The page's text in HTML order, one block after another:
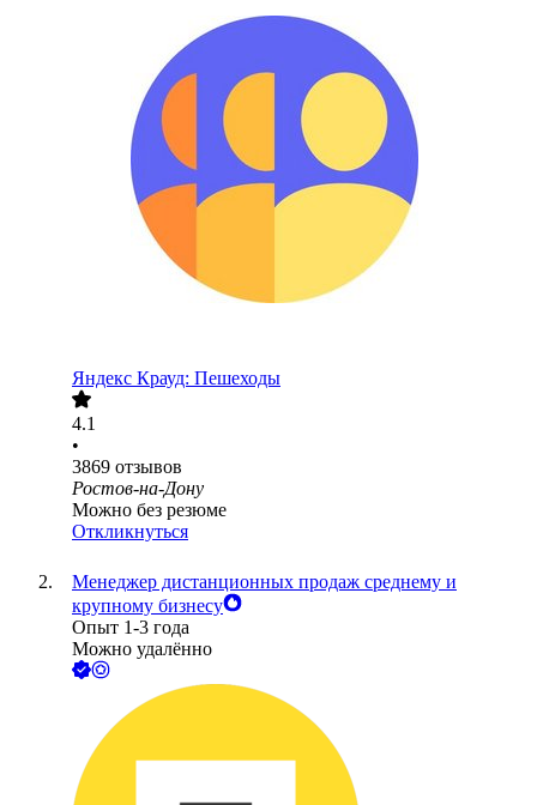
Яндекс Крауд: Пешеходы
4.1
•
3869 отзывов
Ростов-на-Дону
Можно без резюме
Откликнуться
Менеджер дистанционных продаж среднему и
крупному бизнесу
Опыт 1-3 года
Можно удалённо